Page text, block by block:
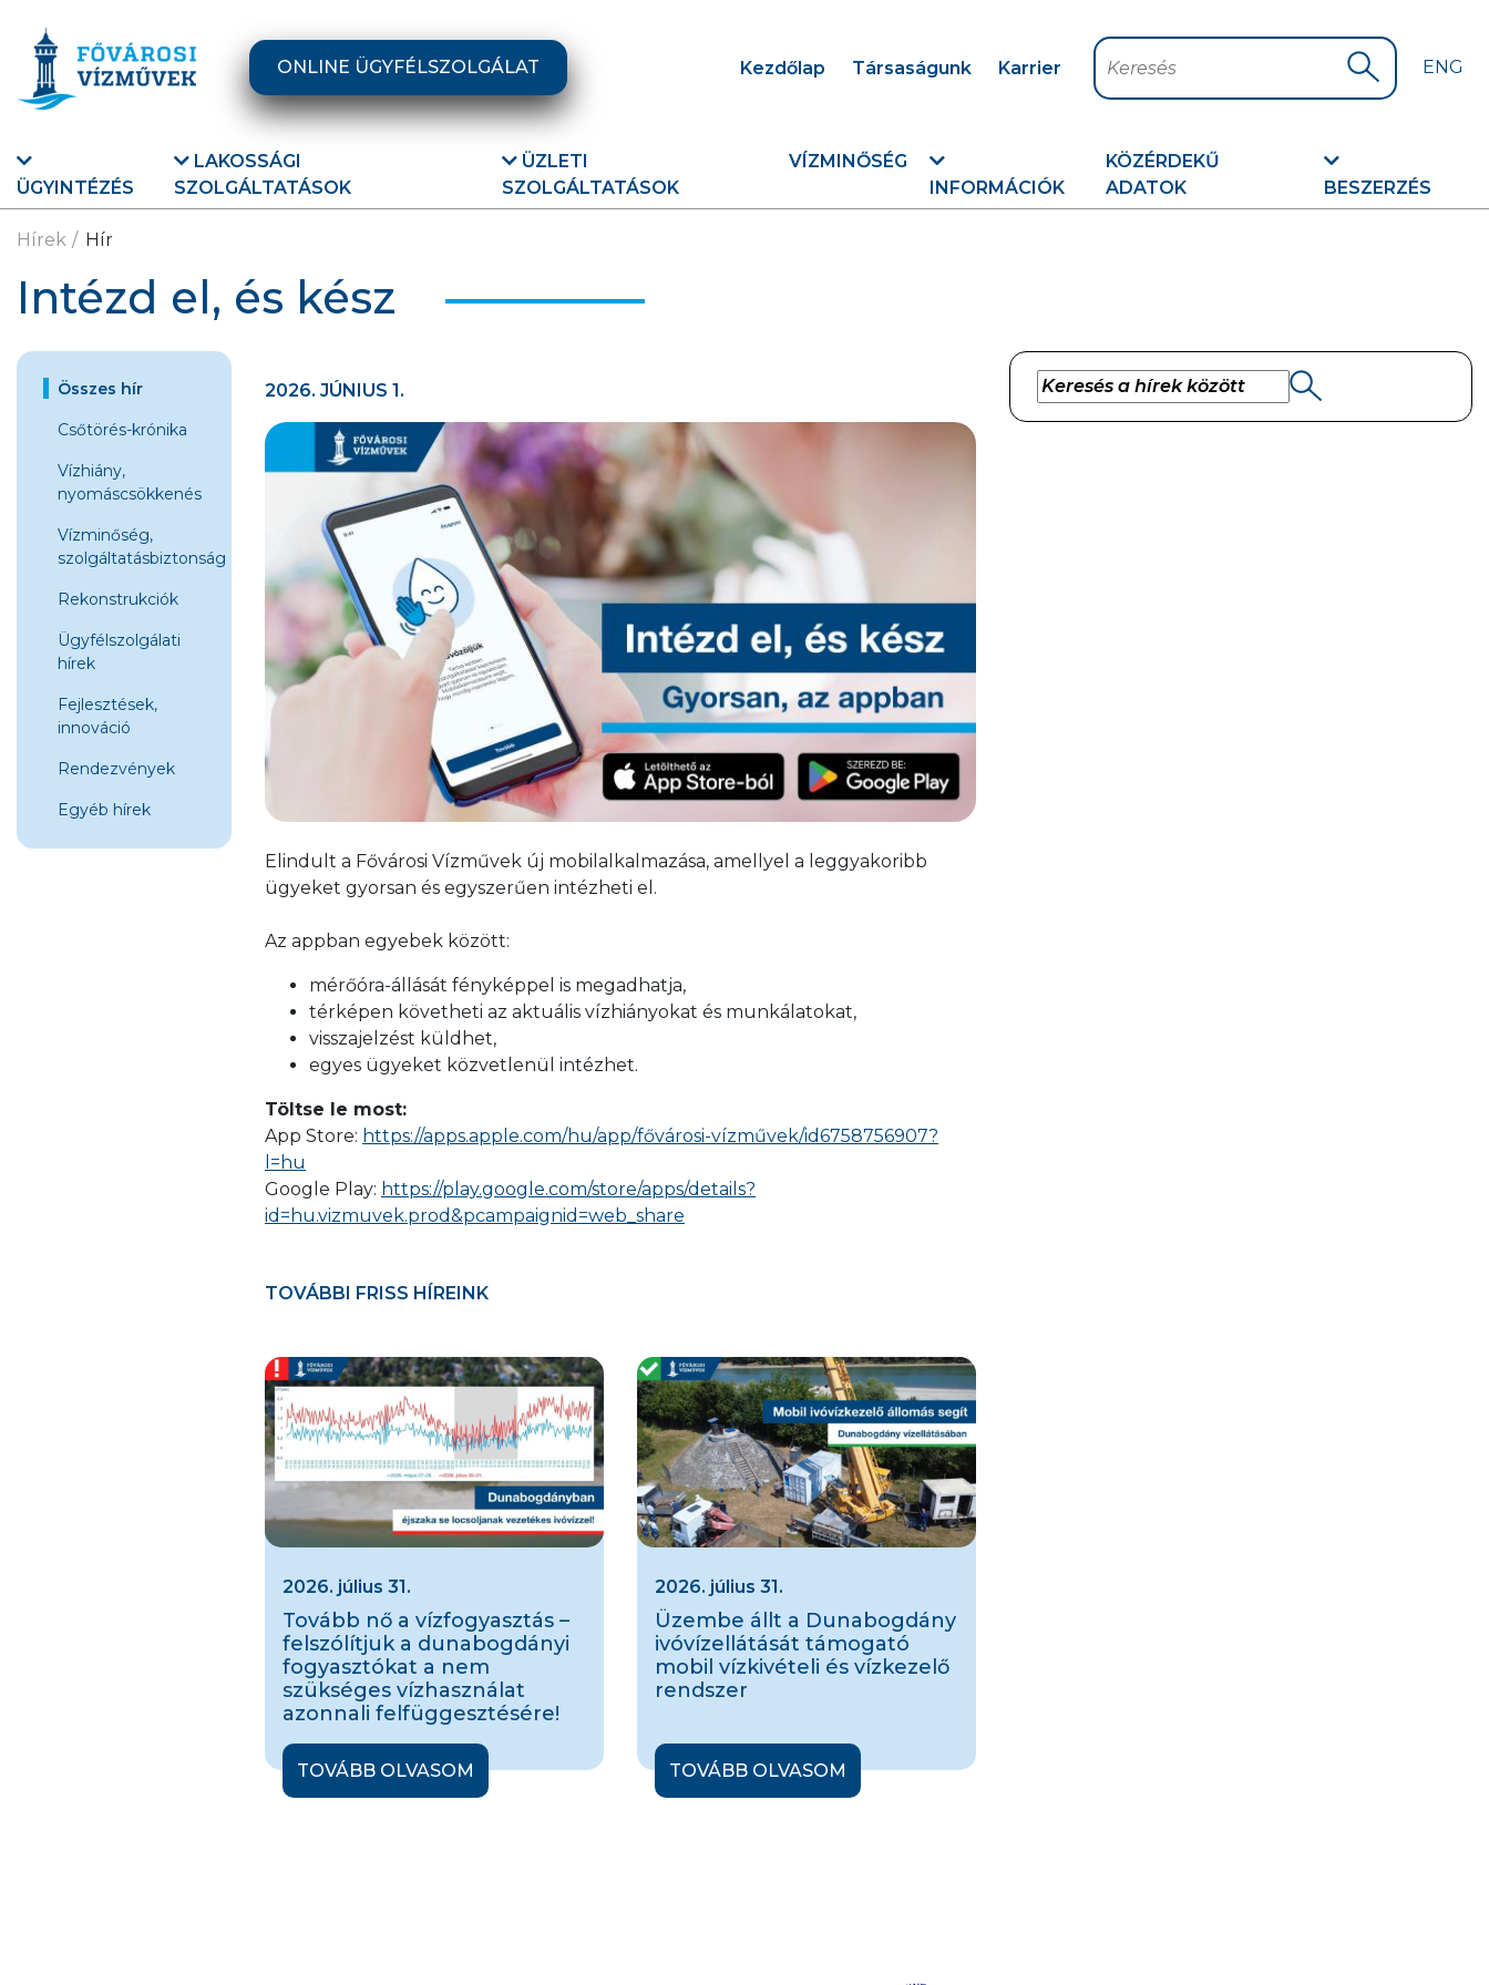
ONLINE ÜGYFÉLSZOLGÁLAT Kezdőlap Társaságunk Karrier Keresés Keresés
ENG
ÜGYINTÉZÉS
LAKOSSÁGI
SZOLGÁLTATÁSOK
ÜZLETI
SZOLGÁLTATÁSOK
VÍZMINŐSÉG
INFORMÁCIÓK
KÖZÉRDEKŰ
ADATOK
BESZERZÉS
Hírek Hír
Intézd el, és kész
Összes hír
Csőtörés-krónika
Vízhiány,
nyomáscsökkenés
Vízminőség,
szolgáltatásbiztonság
Rekonstrukciók
Ügyfélszolgálati
hírek
Fejlesztések,
innováció
Rendezvények
Egyéb hírek
2026. JÚNIUS 1.
Elindult a Fővárosi Vízművek új mobilalkalmazása, amellyel a leggyakoribb
ügyeket gyorsan és egyszerűen intézheti el.
Az appban egyebek között:
mérőóra-állását fényképpel is megadhatja,
térképen követheti az aktuális vízhiányokat és munkálatokat,
visszajelzést küldhet,
egyes ügyeket közvetlenül intézhet.
Töltse le most:
App Store: https://apps.apple.com/hu/app/fővárosi-vízművek/id6758756907?
l=hu
Google Play: https://play.google.com/store/apps/details?
id=hu.vizmuvek.prod&pcampaignid=web_share
TOVÁBBI FRISS HÍREINK
2026. július 31.
Tovább nő a vízfogyasztás –
felszólítjuk a dunabogdányi
fogyasztókat a nem
szükséges vízhasználat
azonnali felfüggesztésére!
TOVÁBB OLVASOM
2026. július 31.
Üzembe állt a Dunabogdány
ivóvízellátását támogató
mobil vízkivételi és vízkezelő
rendszer
TOVÁBB OLVASOM